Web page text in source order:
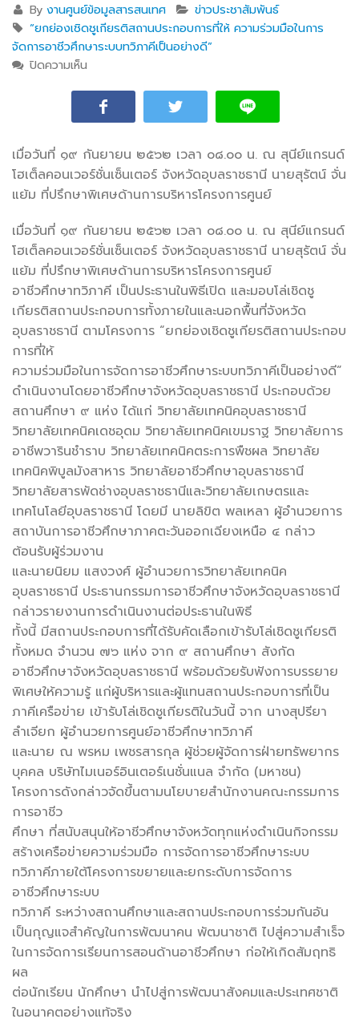
Byงานศูนย์ข้อมูลสารสนเทศ
ข่าวประชาสัมพันธ์
“ยกย่องเชิดชูเกียรติสถานประกอบการที่ให้ ความร่วมมือในการ
จัดการอาชีวศึกษาระบบทวิภาคีเป็นอย่างดี”
ปิดความเห็น
เมื่อวันที่ ๑๙ กันยายน ๒๕๖๒ เวลา ๐๘.๐๐ น. ณ สุนีย์แกรนด์
โฮเต็ลคอนเวอร์ชั่นเซ็นเตอร์ จังหวัดอุบลราชธานี นายสุรัตน์ จั่น
แย้ม ที่ปรึกษาพิเศษด้านการบริหารโครงการศูนย์
เมื่อวันที่ ๑๙ กันยายน ๒๕๖๒ เวลา ๐๘.๐๐ น. ณ สุนีย์แกรนด์
โฮเต็ลคอนเวอร์ชั่นเซ็นเตอร์ จังหวัดอุบลราชธานี นายสุรัตน์ จั่น
แย้ม ที่ปรึกษาพิเศษด้านการบริหารโครงการศูนย์
อาชีวศึกษาทวิภาคี เป็นประธานในพิธีเปิด และมอบโล่เชิดชู
เกียรติสถานประกอบการทั้งภายในและนอกพื้นที่จังหวัด
อุบลราชธานี ตามโครงการ “ยกย่องเชิดชูเกียรติสถานประกอบ
การที่ให้
ความร่วมมือในการจัดการอาชีวศึกษาระบบทวิภาคีเป็นอย่างดี”
ดำเนินงานโดยอาชีวศึกษาจังหวัดอุบลราชธานี ประกอบด้วย
สถานศึกษา ๙ แห่ง ได้แก่ วิทยาลัยเทคนิคอุบลราชธานี
วิทยาลัยเทคนิคเดชอุดม วิทยาลัยเทคนิคเขมราฐ วิทยาลัยการ
อาชีพวารินชำราบ วิทยาลัยเทคนิคตระการพืชผล วิทยาลัย
เทคนิคพิบูลมังสาหาร วิทยาลัยอาชีวศึกษาอุบลราชธานี
วิทยาลัยสารพัดช่างอุบลราชธานีและวิทยาลัยเกษตรและ
เทคโนโลยีอุบลราชธานี โดยมี นายลิขิต พลเหลา ผู้อำนวยการ
สถาบันการอาชีวศึกษาภาคตะวันออกเฉียงเหนือ ๔ กล่าว
ต้อนรับผู้ร่วมงาน
และนายนิยม แสงวงศ์ ผู้อำนวยการวิทยาลัยเทคนิค
อุบลราชธานี ประธานกรรมการอาชีวศึกษาจังหวัดอุบลราชธานี
กล่าวรายงานการดำเนินงานต่อประธานในพิธี
ทั้งนี้ มีสถานประกอบการที่ได้รับคัดเลือกเข้ารับโล่เชิดชูเกียรติ
ทั้งหมด จำนวน ๗๖ แห่ง จาก ๙ สถานศึกษา สังกัด
อาชีวศึกษาจังหวัดอุบลราชธานี พร้อมด้วยรับฟังการบรรยาย
พิเศษให้ความรู้ แก่ผู้บริหารและผู้แทนสถานประกอบการที่เป็น
ภาคีเครือข่าย เข้ารับโล่เชิดชูเกียรติในวันนี้ จาก นางสุปรียา
ลำเจียก ผู้อำนวยการศูนย์อาชีวศึกษาทวิภาคี
และนาย ณ พรหม เพชรสารกุล ผู้ช่วยผู้จัดการฝ่ายทรัพยากร
บุคคล บริษัทไมเนอร์อินเตอร์เนชั่นแนล จำกัด (มหาชน)
โครงการดังกล่าวจัดขึ้นตามนโยบายสำนักงานคณะกรรมการ
การอาชีว
ศึกษา ที่สนับสนุนให้อาชีวศึกษาจังหวัดทุกแห่งดำเนินกิจกรรม
สร้างเครือข่ายความร่วมมือ การจัดการอาชีวศึกษาระบบ
ทวิภาคีภายใต้โครงการขยายและยกระดับการจัดการ
อาชีวศึกษาระบบ
ทวิภาคี ระหว่างสถานศึกษาและสถานประกอบการร่วมกันอัน
เป็นกุญแจสำคัญในการพัฒนาคน พัฒนาชาติ ไปสู่ความสำเร็จ
ในการจัดการเรียนการสอนด้านอาชีวศึกษา ก่อให้เกิดสัมฤทธิ
ผล
ต่อนักเรียน นักศึกษา นำไปสู่การพัฒนาสังคมและประเทศชาติ
ในอนาคตอย่างแท้จริง